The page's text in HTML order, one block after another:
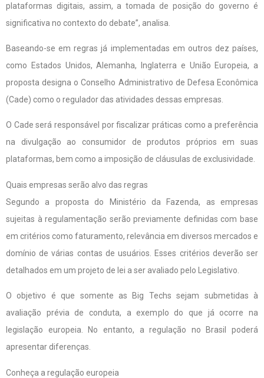
plataformas digitais, assim, a tomada de posição do governo é
significativa no contexto do debate”, analisa.
Baseando-se em regras já implementadas em outros dez países,
como Estados Unidos, Alemanha, Inglaterra e União Europeia, a
proposta designa o Conselho Administrativo de Defesa Econômica
(Cade) como o regulador das atividades dessas empresas.
O Cade será responsável por fiscalizar práticas como a preferência
na divulgação ao consumidor de produtos próprios em suas
plataformas, bem como a imposição de cláusulas de exclusividade.
Quais empresas serão alvo das regras
Segundo a proposta do Ministério da Fazenda, as empresas
sujeitas à regulamentação serão previamente definidas com base
em critérios como faturamento, relevância em diversos mercados e
domínio de várias contas de usuários. Esses critérios deverão ser
detalhados em um projeto de lei a ser avaliado pelo Legislativo.
O objetivo é que somente as Big Techs sejam submetidas à
avaliação prévia de conduta, a exemplo do que já ocorre na
legislação europeia. No entanto, a regulação no Brasil poderá
apresentar diferenças.
Conheça a regulação europeia